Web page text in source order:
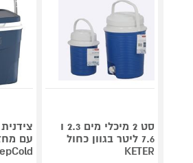
סט 2 מיכלי מים 2.3 ו
7.6 ליטר בגוון כחול
KETER
עם